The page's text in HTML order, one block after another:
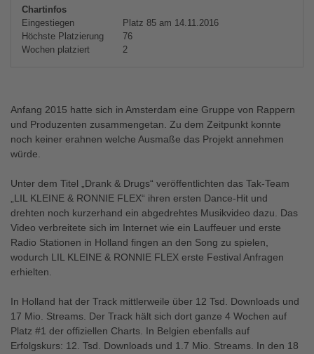
Chartinfos
Eingestiegen
Platz 85 am 14.11.2016
Höchste Platzierung
76
Wochen platziert
2
Anfang 2015 hatte sich in Amsterdam eine Gruppe von Rappern
und Produzenten zusammengetan. Zu dem Zeitpunkt konnte
noch keiner erahnen welche Ausmaße das Projekt annehmen
würde.
Unter dem Titel „Drank & Drugs“ veröffentlichten das Tak-Team
„LIL KLEINE & RONNIE FLEX“ ihren ersten Dance-Hit und
drehten noch kurzerhand ein abgedrehtes Musikvideo dazu. Das
Video verbreitete sich im Internet wie ein Lauffeuer und erste
Radio Stationen in Holland fingen an den Song zu spielen,
wodurch LIL KLEINE & RONNIE FLEX erste Festival Anfragen
erhielten.
In Holland hat der Track mittlerweile über 12 Tsd. Downloads und
17 Mio. Streams. Der Track hält sich dort ganze 4 Wochen auf
Platz #1 der offiziellen Charts. In Belgien ebenfalls auf
Erfolgskurs: 12. Tsd. Downloads und 1.7 Mio. Streams. In den 18